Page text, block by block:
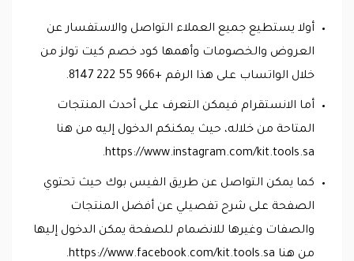
أولا يستطيع جميع العملاء التواصل والاستفسار عن
العروض والخصومات وأهمها كود خصم كيت تولز من
خلال الواتساب على هذا الرقم +966 55 222 8147.
أما الانستقرام فيمكن التعرف على أحدث المنتجات
المتاحة من خلاله، حيث يمكنكم الدخول إليه من هنا
https://www.instagram.com/kit.tools.sa.
كما يمكن التواصل عن طريق الفيس بوك حيث تحتوي
الصفحة على شرح تفصيلي عن أفضل المنتجات
والصفات وغيرها للانضمام للصفحة يمكن الدخول إليها
من هنا https://www.facebook.com/kit.tools.sa.